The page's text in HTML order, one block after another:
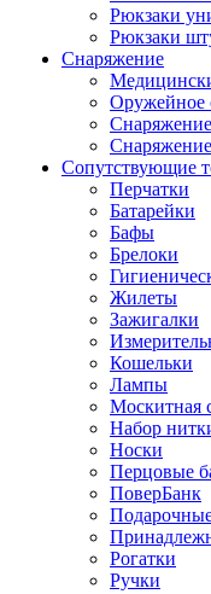
Рюкзаки
Рюкзаки
Снаряжение
Оружейное
Сопутствующие
Перчатки
Батарейки
Бафы
Брелоки
Жилеты
Зажигалки
Кошельки
Лампы
Москитная
Набор
Носки
Перцовые
ПоверБанк
Рогатки
Ручки